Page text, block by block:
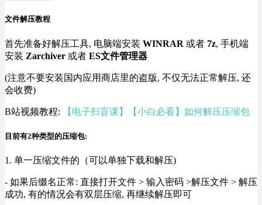
文件解压教程
首先准备好解压工具, 电脑端安装 WINRAR 或者 7z, 手机端
安装 Zarchiver 或者 ES文件管理器
(注意不要安装国内应用商店里的盗版, 不仅无法正常解压, 还
会收费)
B站视频教程: 【电子扫盲课】【小白必看】如何解压压缩包
目前有2种类型的压缩包:
1. 单一压缩文件的（可以单独下载和解压)
- 如果后缀名正常: 直接打开文件 > 输入密码 >解压文件 > 解压
成功, 有的情况会有双层压缩, 再继续解压即可